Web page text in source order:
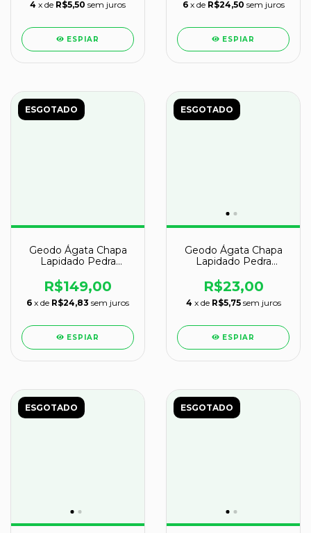
4 x de R$5,50 sem juros
ESPIAR
6 x de R$24,50 sem juros
ESPIAR
ESGOTADO
Geodo Ágata Chapa
Lapidado Pedra
R$149,00
6 x de R$24,83 sem juros
ESPIAR
ESGOTADO
Geodo Ágata Chapa
Lapidado Pedra
R$23,00
4 x de R$5,75 sem juros
ESPIAR
ESGOTADO ESGOTADO